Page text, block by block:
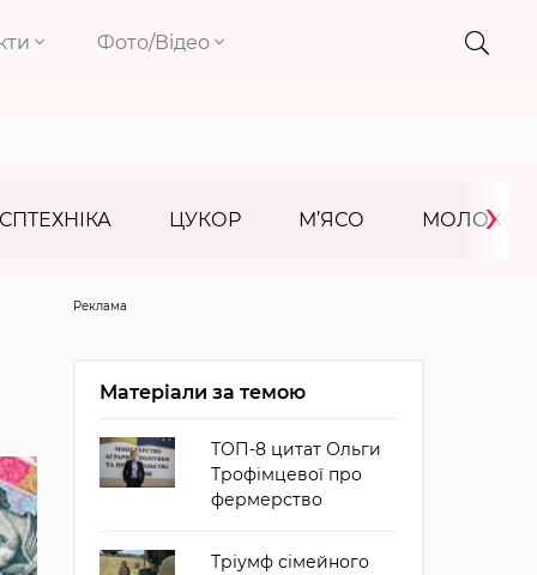
Фото/Відео
ЦУКОР М’ЯСО МОЛОКО
›
Реклама
Матеріали за темою
ТОП-8 цитат Ольги
Трофімцевої про
фермерство
Тріумф сімейного